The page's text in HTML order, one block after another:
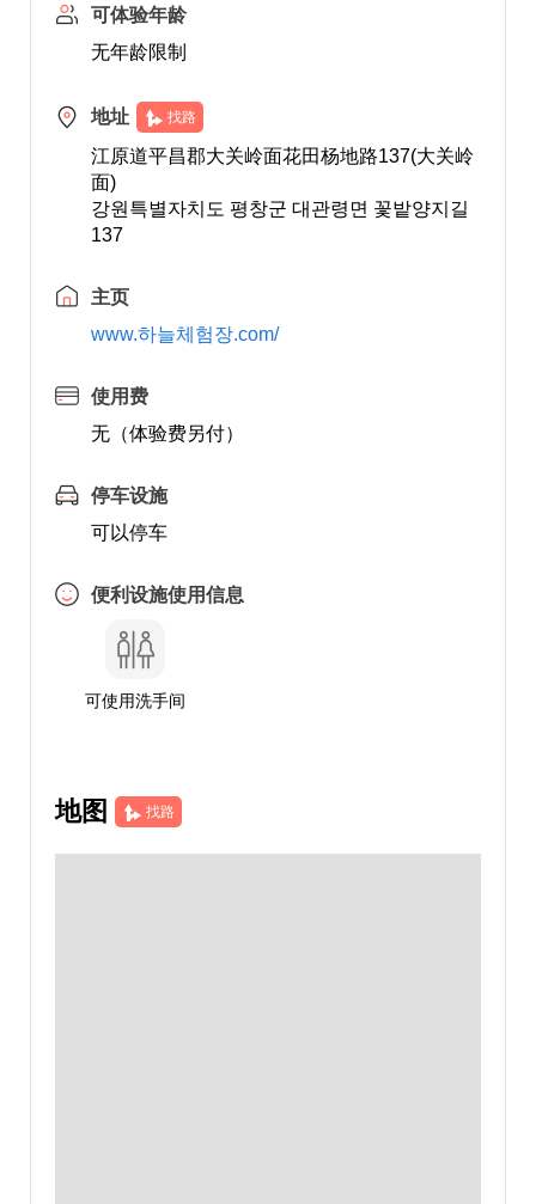
可体验年龄
无年龄限制
地址 找路
江原道平昌郡大关岭面花田杨地路137(大关岭
面)
강원특별자치도 평창군 대관령면 꽃밭양지길
137
主页
www.하늘체험장.com/
使用费
无（体验费另付）
停车设施
可以停车
便利设施使用信息
可使用洗手间
地图 找路